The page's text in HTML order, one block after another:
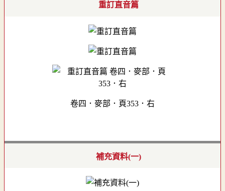
重訂直音篇
卷四．麥部．頁353．右
補充資料(一)